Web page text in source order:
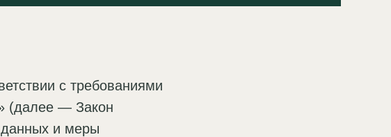
с требованиями
(далее — Закон
данных и меры